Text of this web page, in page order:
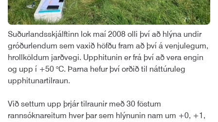
Suðurlandsskjálftinn lok maí 2008 olli því að hlýna undir
gróðurlendum sem vaxið höfðu fram að því á venjulegum,
hrollköldum jarðvegi. Upphitunin er frá því að vera engin
og upp í +50 °C. Þarna hefur því orðið til náttúruleg
upphitunartilraun.
Við settum upp þrjár tilraunir með 30 föstum
rannsóknareitum hver þar sem hlýnunin nam um +0, +1,